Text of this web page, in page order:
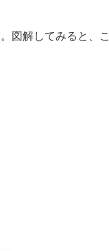
図解してみると、こ